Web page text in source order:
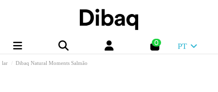
0 PT
lar Dibaq Natural Moments Salmão